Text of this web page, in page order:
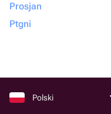
Prosjan
Ptgni
Polski